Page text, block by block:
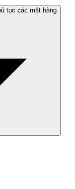
tục các mặt hàng